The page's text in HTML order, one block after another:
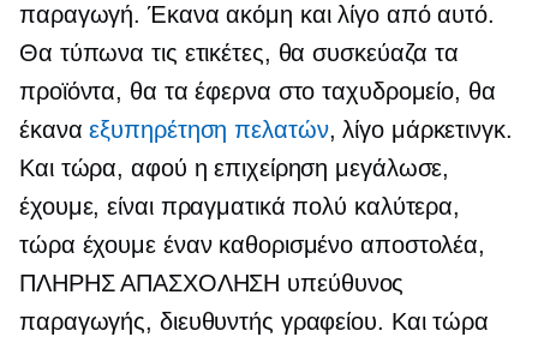
παραγωγή. Έκανα ακόμη και λίγο από αυτό.
Θα τύπωνα τις ετικέτες, θα συσκεύαζα τα
προϊόντα, θα τα έφερνα στο ταχυδρομείο, θα
έκαναεξυπηρέτηση πελατών, λίγο μάρκετινγκ.
Και τώρα, αφού η επιχείρηση μεγάλωσε,
έχουμε, είναι πραγματικά πολύ καλύτερα,
τώρα έχουμε έναν καθορισμένο αποστολέα,
ΠΛΗΡΗΣ ΑΠΑΣΧΟΛΗΣΗ υπεύθυνος
παραγωγής, διευθυντής γραφείου. Και τώρα